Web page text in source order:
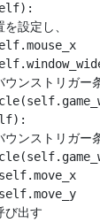
設定し、
ンストリガー
ンストリガー
び出す